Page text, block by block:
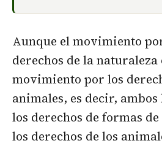
Aunque el movimiento
derechos de la
movimiento por los
animales, es decir,
los derechos de formas
los derechos de los